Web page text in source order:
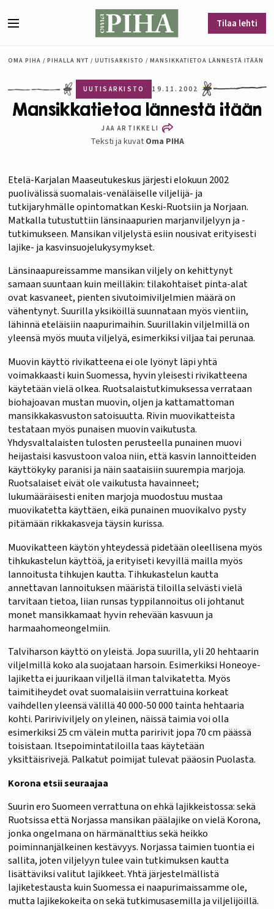
Tilaa lehti
OMA PIHA / PIHALLA NYT / UUTISARKISTO / MANSIKKATIETOA LÄNNESTÄ ITÄÄN
UUTISARKISTO 19.11.2002
Mansikkatietoa lännestä itään
JAA ARTIKKELI
Teksti ja kuvat Oma PIHA
Etelä-Karjalan Maaseutukeskus järjesti elokuun 2002
puolivälissä suomalais-venäläiselle viljelijä- ja
tutkijaryhmälle opintomatkan Keski-Ruotsiin ja Norjaan.
Matkalla tutustuttiin länsinaapurien marjanviljelyyn ja -
tutkimukseen. Mansikan viljelystä esiin nousivat erityisesti
lajike- ja kasvinsuojelukysymykset.
Länsinaapureissamme mansikan viljely on kehittynyt
samaan suuntaan kuin meilläkin: tilakohtaiset pinta-alat
ovat kasvaneet, pienten sivutoimiviljelmien määrä on
vähentynyt. Suurilla yksiköillä suunnataan myös vientiin,
lähinnä eteläisiin naapurimaihin. Suurillakin viljelmillä on
yleensä myös muuta viljelyä, esimerkiksi viljaa tai perunaa.
Muovin käyttö rivikatteena ei ole lyönyt läpi yhtä
voimakkaasti kuin Suomessa, hyvin yleisesti rivikatteena
käytetään vielä olkea. Ruotsalaistutkimuksessa verrataan
biohajoavan mustan muovin, oljen ja kattamattoman
mansikkakasvuston satoisuutta. Rivin muovikatteista
testataan myös punaisen muovin vaikutusta.
Yhdysvaltalaisten tulosten perusteella punainen muovi
heijastaisi kasvustoon valoa niin, että kasvin lannoitteiden
käyttökyky paranisi ja näin saataisiin suurempia marjoja.
Ruotsalaiset eivät ole vaikutusta havainneet;
lukumääräisesti eniten marjoja muodostuu mustaa
muovikatetta käyttäen, eikä punainen muovikalvo pysty
pitämään rikkakasveja täysin kurissa.
Muovikatteen käytön yhteydessä pidetään oleellisena myös
tihkukastelun käyttöä, ja erityiseti kevyillä mailla myös
lannoitusta tihkujen kautta. Tihkukastelun kautta
annettavan lannoituksen määristä tiloilla selvästi vielä
tarvitaan tietoa, liian runsas typpilannoitus oli johtanut
monet mansikkamaat hyvin rehevään kasvuun ja
harmaahomeongelmiin.
Talviharson käyttö on yleistä. Jopa suurilla, yli 20 hehtaarin
viljelmillä koko ala suojataan harsoin. Esimerkiksi Honeoye-
lajiketta ei juurikaan viljellä ilman talvikatetta. Myös
taimitiheydet ovat suomalaisiin verrattuina korkeat
vaihdellen yleensä välillä 40 000-50 000 tainta hehtaaria
kohti. Paririviviljely on yleinen, näissä taimia voi olla
esimerkiksi 25 cm välein mutta paririvit jopa 70 cm päässä
toisistaan. Itsepoimintatiloilla taas käytetään
yksittäisrivejä. Palkatut poimijat tulevat pääosin Puolasta.
Korona etsii seuraajaa
Suurin ero Suomeen verrattuna on ehkä lajikkeistossa: sekä
Ruotsissa että Norjassa mansikan päälajike on vielä Korona,
jonka ongelmana on härmänalttius sekä heikko
poiminnanjälkeinen kestävyys. Norjassa taimien tuontia ei
sallita, joten viljelyyn tulee vain tutkimuksen kautta
lisättäviksi valitut lajikkeet. Yhtä järjestelmällistä
lajiketestausta kuin Suomessa ei naapurimaissamme ole,
mutta lajikekokeita on sekä tutkimusasemilla ja viljelijöillä.